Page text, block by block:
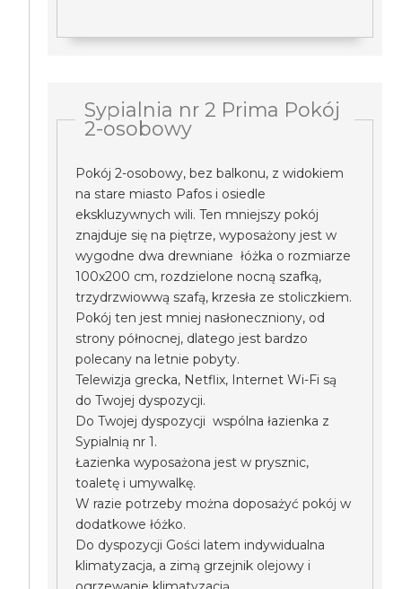
Sypialnia nr 2 Prima Pokój
2-osobowy
Pokój 2-osobowy, bez balkonu, z widokiem
na stare miasto Pafos i osiedle
ekskluzywnych wili. Ten mniejszy pokój
znajduje się na piętrze, wyposażony jest w
wygodne dwa drewniane łóżka o rozmiarze
100x200 cm, rozdzielone nocną szafką,
trzydrzwiowwą szafą, krzesła ze stoliczkiem.
Pokój ten jest mniej nasłoneczniony, od
strony północnej, dlatego jest bardzo
polecany na letnie pobyty.
Telewizja grecka, Netflix, Internet Wi-Fi są
do Twojej dyspozycji.
Do Twojej dyspozycji wspólna łazienka z
Sypialnią nr 1.
Łazienka wyposażona jest w prysznic,
toaletę i umywalkę.
W razie potrzeby można doposażyć pokój w
dodatkowe łóżko.
Do dyspozycji Gości latem indywidualna
klimatyzacja, a zimą grzejnik olejowy i